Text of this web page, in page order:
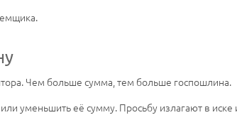
Чем больше сумма, тем больше госпошлина.
или уменьшить её сумму. Просьбу излагают в